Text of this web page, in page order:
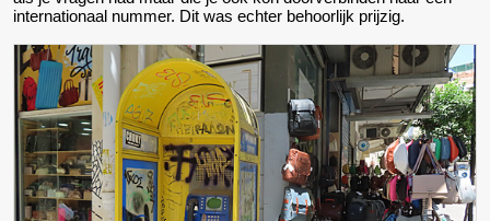
internationaal nummer. Dit was echter behoorlijk prijzig.